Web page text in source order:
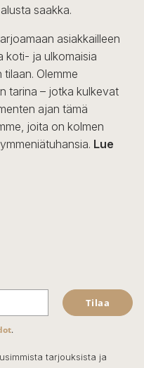
saakka.
asiakkailleen
koti- ja ulkomaisia
Olemme
tarina – jotka kulkevat
ajan tämä
joita on kolmen
Lue
Tilaa
.
tarjouksista ja